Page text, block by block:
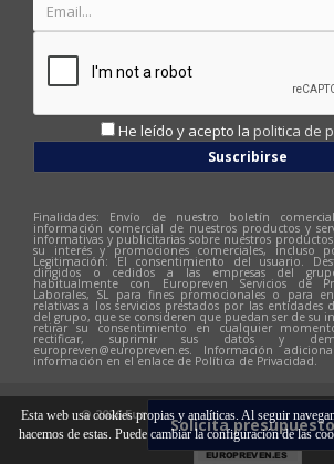
Esta web usa cookies propias y analíticas. Al seguir
hacemos de estas. Puede cambiar la configuración de las
Solicita presupuesto
He leído y acepto la politica de
Suscribirse
Finalidades: Envío de nuestro boletín
información comercial de nuestros productos y
informativas y publicitarias sobre nuestros
su interés y promociones comerciales, incluso
Legitimación: El consentimiento del usuario.
dirigidos o cedidos a las empresas del
habitualmente con Europreven Servicios de
Laborales, SL para fines promocionales o para
relativas a los servicios prestados por las entidades
del grupo, que se consideren que puedan ser de su
retirar su consentimiento en cualquier
rectificar, suprimir sus datos y
europreven@europreven.es . Información
información en el enlace de Política de Privacidad.
© 2026 Europreven | Diseño web: